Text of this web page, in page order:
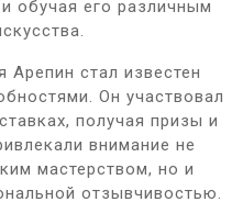
обучая его различным
стал известен
Он участвовал
получая призы и
внимание не
мастерством, но и
отзывчивостью.